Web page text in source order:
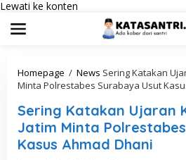
Lewati ke konten
Homepage / News Sering Katakan
Minta Polrestabes Surabaya Usut
Sering Katakan Ujaran
Jatim Minta
Kasus Ahmad Dhani